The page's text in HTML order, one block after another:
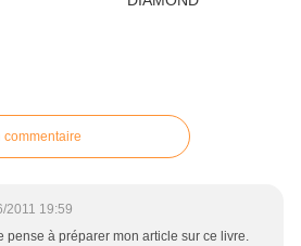
commentaire
2011 19:59
pense à préparer mon article sur ce livre.